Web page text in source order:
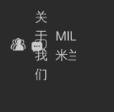
关
于
我
们
米兰（中